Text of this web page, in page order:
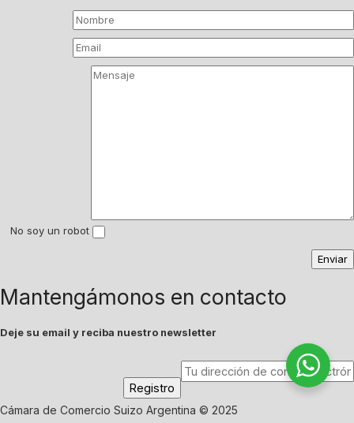
No soy un robot
Mantengámonos en contacto
Deje su email y reciba nuestro newsletter
Cámara de Comercio Suizo Argentina © 2025